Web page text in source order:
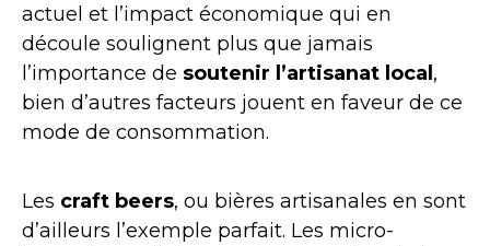
actuel et l’impact économique qui en
découle soulignent plus que jamais
l’importance de soutenir l’artisanat local,
bien d’autres facteurs jouent en faveur de ce
mode de consommation.
Les craft beers, ou bières artisanales en sont
d’ailleurs l’exemple parfait. Les micro-